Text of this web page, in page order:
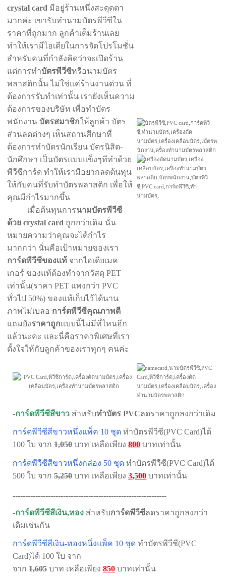
crystal card มีอยู่ร้านหนึ่งสะดุดตา
มากค่ะ เขารับทำนามบัตรพีวีซีใน
ราคาที่ถูกมาก ลูกค้าเต็มร้านเลย
ทำให้เรามีไอเดียในการจัดโปรโมชั่น
สำหรับคนที่กำลังคิดว่าจะเปิดร้าน
แต่การทำบัตรพีวีซีหรือนามบัตร
พลาสติกนั้น ไม่ใช่แค่ร้านงานด่วน ที่
ต้องการรับทำเท่านั้น เรายังเห็นความ
ต้องการของบริษัท เพื่อทำบัตร
พนักงานบัตรสมาชิกให้ลูกค้า บัตร
ส่วนลดต่างๆ เห็นสถานศึกษาที่
ต้องการทำบัตรนักเรียน บัตรนิสิต-
นักศึกษา เป็นบัตรแบบแข็งๆทีทำด้วย
พีวีซีการ์ด ทำให้เรามีอยากลดต้นทุน
ให้กับคนที่รับทำบัตรพลาสติก เพื่อให้
คุณมีกำไรมากขึ้น
เมื่อต้นทุนการนามบัตรพีวีซี
ด้วย crystal card ถูกกว่าเดิม นั่น
หมายความว่าคุณจะได้กำไร
มากกว่า นั่นคือเป้าหมายของเรา
การ์ดพีวีซีของแท้ จากไอเดียเมค
เกอร์ ของแท้ต้องทำจากวัสดุ PET
เท่านั้น(ราคา PET แพงกว่า PVC
ทั่วไป 50%) ของแท้เก็บไว้ได้นาน
ภาพไม่เบลอ การ์ดพีวีซีคุณภาพดี
แถมยังราคาถูกแบบนี้ไม่มีที่ไหนอีก
แล้วนะคะ และนี่คือราคาพิเศษที่เรา
ตั้งใจให้กับลูกค้าของเราทุกๆ คนค่ะ
-การ์ดพีวีซีสีขาว สำหรับทำบัตร PVCลดราคาถูกลงกว่าเดิม
การ์ดพีวีซีสีขาวหนึ่งแพ็ค 10 ชุดทำบัตรพีวีซี(PVC Card)ได้
100 ใบ จาก1,050 บาท เหลือเพียง800 บาทเท่านั้น
การ์ดพีวีซีสีขาวหนึ่งกล่อง 50 ชุด ทำบัตรพีวีซี(PVC Card)ได้
500 ใบ จาก5,250 บาท เหลือเพียง3,500 บาทเท่านั้น
-------------------------------------------------------------
-การ์ดพีวีซีสีเงิน,ทอง สำหรับการ์ดพีวีซีลดราคาถูกลงกว่า
เดิมเช่นกัน
การ์ดพีวีซีสีเงิน-ทองหนึ่งแพ็ค 10 ชุด ทำบัตรพีวีซี(PVC
Card)ได้ 100 ใบ จาก
จาก1,605บาท เหลือเพียง850 บาทเท่านั้น